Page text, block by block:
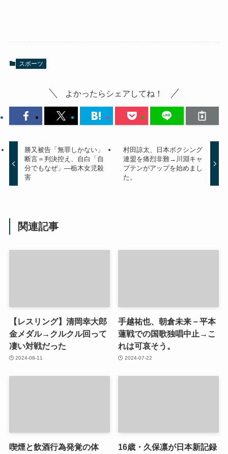
スポーツ
よかったらシェアしてね！
勝又被告「無罪しかない」
断言＝判決控え、自白「自
分でもなぜ」―栃木女児殺
害
村田諒太、日本ボクシング
連盟を痛烈非難→川淵キャ
プテンがアップを始めまし
た。
関連記事
【レスリング】清岡幸大郎
金メダル→クルクル回って
凄い対戦だった
2024-08-11
手越祐也、朝倉未来－平本
蓮戦での国歌独唱中止→こ
れは可哀そう。
2024-07-22
喫煙と飲酒行為発覚の体
16歳・久保凛が日本新記録